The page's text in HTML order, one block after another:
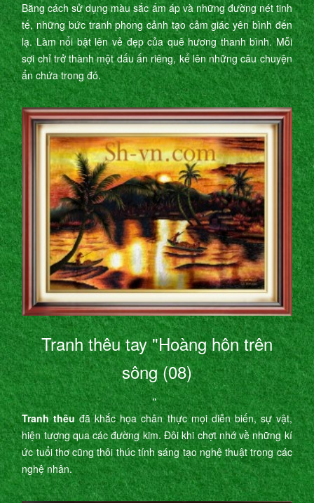
Bằng cách sử dụng màu sắc ấm áp và những đường nét tinh
tế, những bức tranh phong cảnh tạo cảm giác yên bình đến
lạ. Làm nổi bật lên vẻ đẹp của quê hương thanh bình. Mỗi
sợi chỉ trở thành một dấu ấn riêng, kể lên những câu chuyện
ẩn chứa trong đó.
Tranh thêu tay "Hoàng hôn trên
sông (08)
"
Tranh thêuđã khắc họa chân thực mọi diễn biến, sự vật,
hiện tượng qua các đường kim. Đôi khi chợt nhớ về những kí
ức tuổi thơ cũng thôi thúc tính sáng tạo nghệ thuật trong các
nghệ nhân.